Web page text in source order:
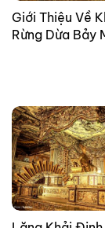
Giới Thiệu Về
Rừng Dừa Bảy